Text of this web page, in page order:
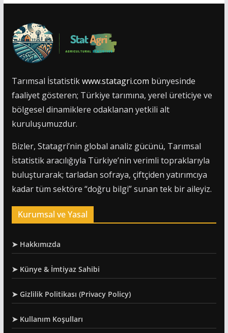
Tarımsal İstatistikwww.statagri.com bünyesinde
faaliyet gösteren; Türkiye tarımına, yerel üreticiye ve
bölgesel dinamiklere odaklanan yetkili alt
kuruluşumuzdur.
Bizler, Statagri’nin global analiz gücünü, Tarımsal
İstatistik aracılığıyla Türkiye’nin verimli topraklarıyla
buluşturarak; tarladan sofraya, çiftçiden yatırımcıya
kadar tüm sektöre “doğru bilgi” sunan tek bir aileyiz.
Kurumsal ve Yasal
➤ Hakkımızda
➤ Künye & İmtiyaz Sahibi
➤ Gizlilik Politikası (Privacy Policy)
➤ Kullanım Koşulları